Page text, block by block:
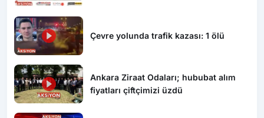
Çevre yolunda trafik kazası: 1 ölü
Ankara Ziraat Odaları; hububat alım
fiyatları çiftçimizi üzdü